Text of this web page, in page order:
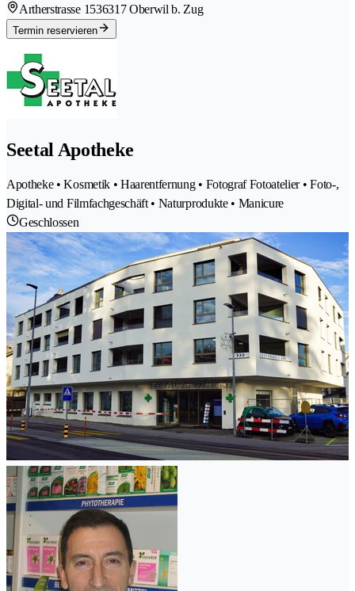
Artherstrasse 1536317 Oberwil b. Zug
Termin reservieren
Seetal Apotheke
Apotheke • Kosmetik • Haarentfernung • Fotograf Fotoatelier • Foto-,
Digital- und Filmfachgeschäft • Naturprodukte • Manicure
Geschlossen